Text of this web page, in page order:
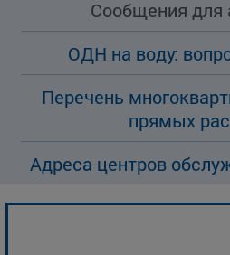
Сообщения для
ОДН на воду:
Перечень
прямых
Адреса центров